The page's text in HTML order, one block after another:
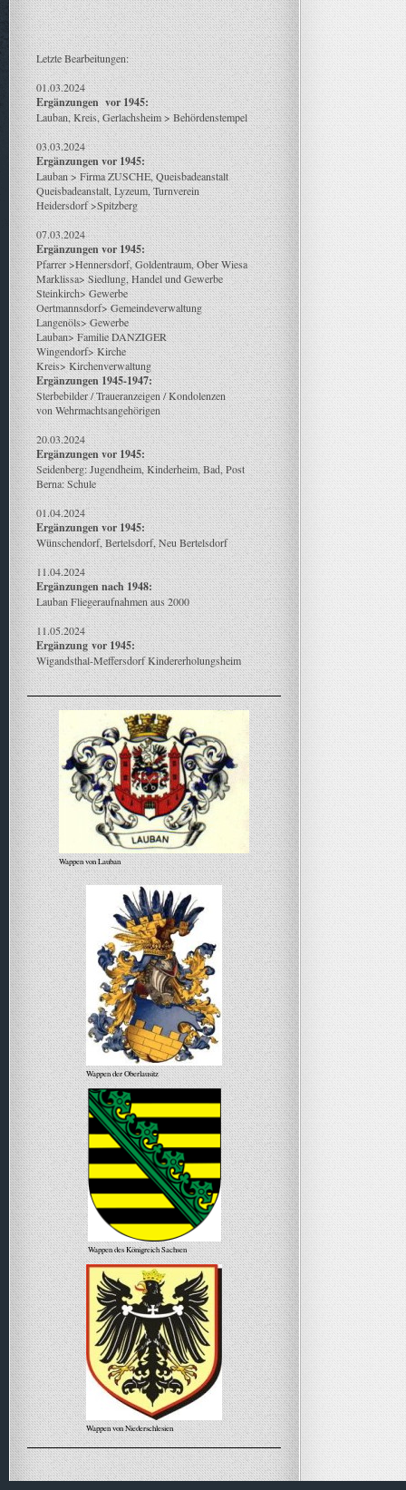
Letzte Bearbeitungen:
01.03.2024
Ergänzungen vor 1945:
Lauban, Kreis, Gerlachsheim > Behördenstempel
03.03.2024
Ergänzungen vor 1945:
Lauban > Firma ZUSCHE, Queisbadeanstalt
Queisbadeanstalt, Lyzeum, Turnverein
Heidersdorf >Spitzberg
07.03.2024
Ergänzungen vor 1945:
Pfarrer >Hennersdorf, Goldentraum, Ober Wiesa
Marklissa> Siedlung, Handel und Gewerbe
Steinkirch> Gewerbe
Oertmannsdorf> Gemeindeverwaltung
Langenöls> Gewerbe
Lauban> Familie DANZIGER
Wingendorf> Kirche
Kreis> Kirchenverwaltung
Ergänzungen 1945-1947:
Sterbebilder / Traueranzeigen / Kondolenzen
von Wehrmachtsangehörigen
20.03.2024
Ergänzungen vor 1945:
Seidenberg: Jugendheim, Kinderheim, Bad, Post
Berna: Schule
01.04.2024
Ergänzungen vor 1945:
Wünschendorf, Bertelsdorf, Neu Bertelsdorf
11.04.2024
Ergänzungen nach 1948:
Lauban Fliegeraufnahmen aus 2000
11.05.2024
Ergänzungvor 1945:
Wigandsthal-Meffersdorf Kindererholungsheim
Wappen von Lauban
Wappen der Oberlausitz
Wappen des Königreich Sachsen
Wappen von Niederschlesien
Alle Meldungen